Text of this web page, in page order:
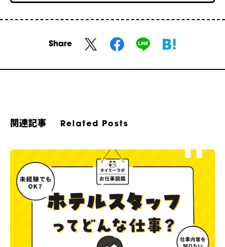
Share
関連記事 Related Posts